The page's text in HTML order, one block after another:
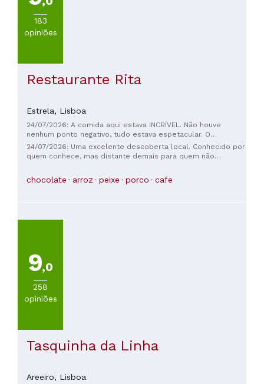
183
opiniões
Restaurante Rita
Estrela, Lisboa
24/07/2026: A comida aqui estava INCRÍVEL. Não houve
nenhum ponto negativo, tudo estava espetacular. O
atendimento foi simpático e prestativo. Foi um almoço
realmente especial.
24/07/2026: Uma excelente descoberta local. Conhecido por
quem conhece, mas distante demais para quem não
espírito culinário de uma cidade. Não houve um único ponto
negativo ou sequer um prato ruim em nosso grupo. O joelho
mousse de chocolate de sobremesa era tão boa e leve que
chocolate arroz peixe porco cafe
9,0
258
opiniões
Tasquinha da Linha
Areeiro, Lisboa